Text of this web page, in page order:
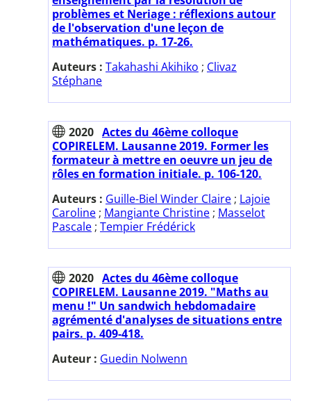
problèmes et Neriage : réflexions autour
de l'observation d'une leçon de
mathématiques. p. 17-26.
Auteurs : Takahashi Akihiko ; Clivaz
Stéphane
2020 Actes du 46ème colloque
COPIRELEM. Lausanne 2019. Former les
formateur à mettre en oeuvre un jeu de
rôles en formation initiale. p. 106-120.
Auteurs : Guille-Biel Winder Claire ; Lajoie
Caroline ; Mangiante Christine ; Masselot
Pascale ; Tempier Frédérick
2020 Actes du 46ème colloque
COPIRELEM. Lausanne 2019. "Maths au
menu !" Un sandwich hebdomadaire
agrémenté d'analyses de situations entre
pairs. p. 409-418.
Auteur : Guedin Nolwenn